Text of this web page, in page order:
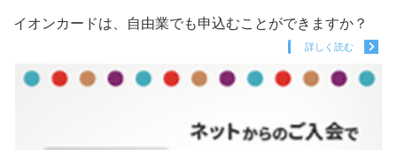
イオンカードは、自由業でも申込むことができますか？
詳しく読む